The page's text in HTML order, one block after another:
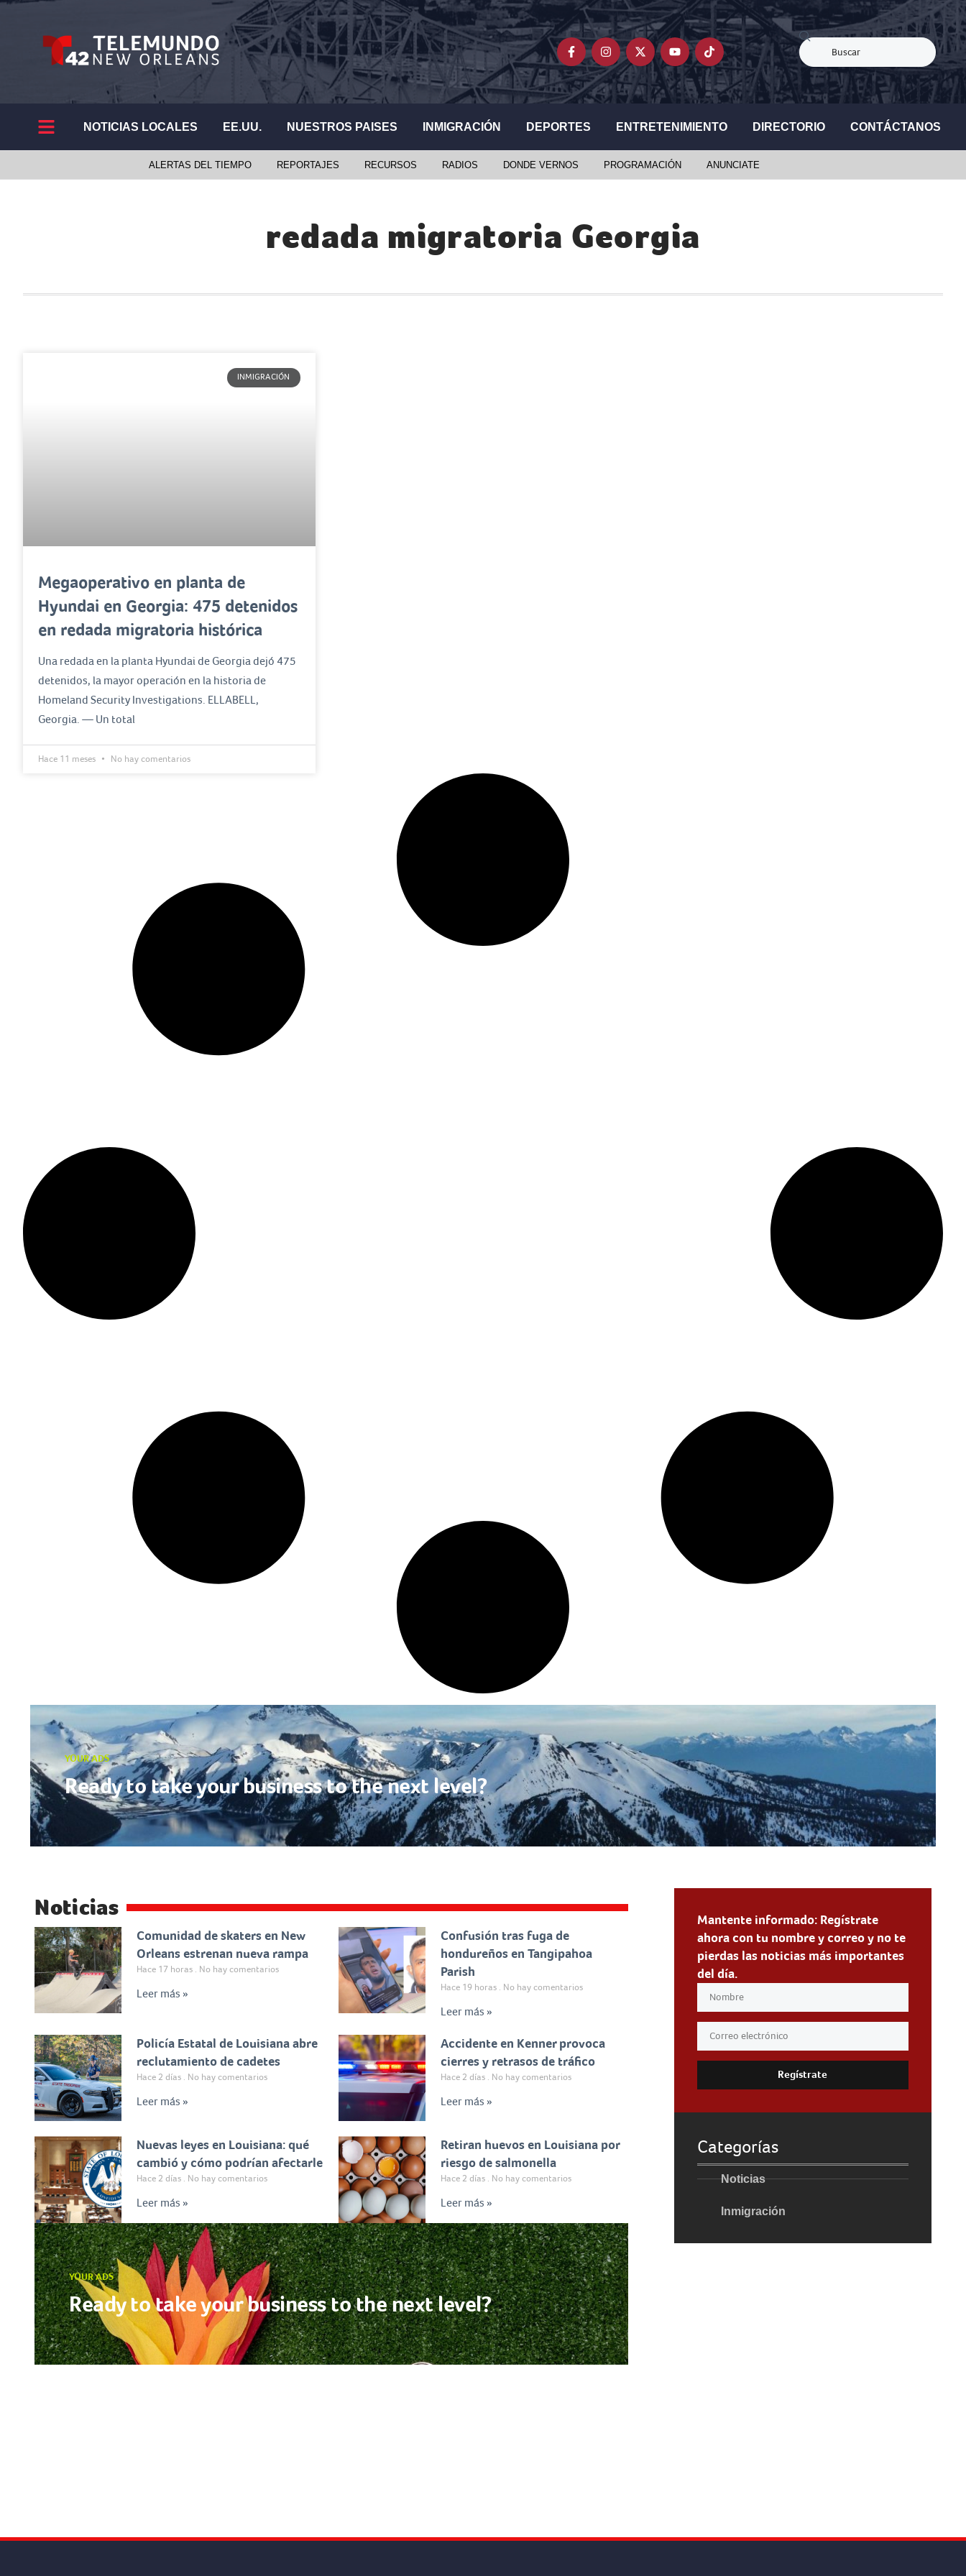
NOTICIAS LOCALES EE.UU. NUESTROS PAISES INMIGRACIÓN DEPORTES ENTRETENIMIENTO DIRECTORIO CONTÁCTANOS
ALERTAS DEL TIEMPO REPORTAJES RECURSOS RADIOS DONDE VERNOS PROGRAMACIÓN ANUNCIATE
redada migratoria Georgia
INMIGRACIÓN
Megaoperativo en planta de
Hyundai en Georgia: 475 detenidos
en redada migratoria histórica
Una redada en la planta Hyundai de Georgia dejó 475
detenidos, la mayor operación en la historia de
Homeland Security Investigations. ELLABELL,
Georgia. — Un total
Hace 11 meses No hay comentarios
YOUR ADS
Ready to take your business to the next level?
Noticias
Comunidad de skaters en New
Orleans estrenan nueva rampa
Hace 17 horas No hay comentarios
Leer más »
Confusión tras fuga de
hondureños en Tangipahoa
Parish
Hace 19 horas No hay comentarios
Leer más »
Policía Estatal de Louisiana abre
reclutamiento de cadetes
Hace 2 días No hay comentarios
Leer más »
Accidente en Kenner provoca
cierres y retrasos de tráfico
Hace 2 días No hay comentarios
Leer más »
Nuevas leyes en Louisiana: qué
cambió y cómo podrían afectarle
Hace 2 días No hay comentarios
Leer más »
Retiran huevos en Louisiana por
riesgo de salmonella
Hace 2 días No hay comentarios
Leer más »
YOUR ADS
Ready to take your business to the next level?
Mantente informado: Regístrate
ahora con tu nombre y correo y no te
pierdas las noticias más importantes
del día.
Regístrate
Categorías
Noticias
Inmigración